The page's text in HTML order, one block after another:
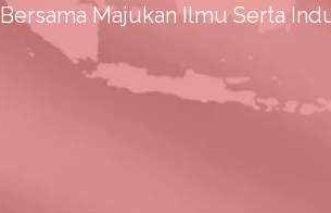
Bersama Majukan Ilmu Serta